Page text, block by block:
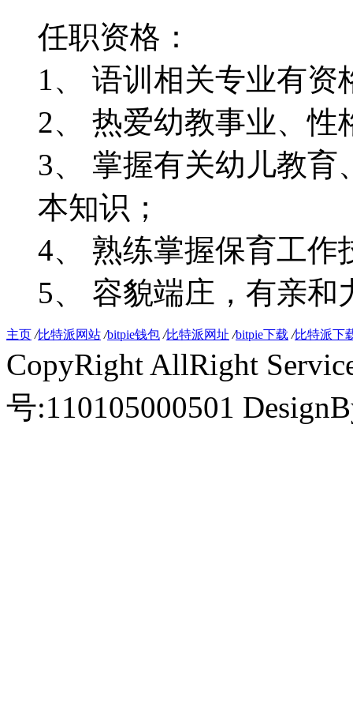
任职资格：
1、 语训相关专业有资
2、 热爱幼教事业、
3、 掌握有关幼儿教
本知识；
4、 熟练掌握保育工作
5、 容貌端庄，有亲
主页 /比特派网站 /bitpie钱包 /比特派网址 /bitpie下载 /比特派下
CopyRight AllRight
号:110105000501